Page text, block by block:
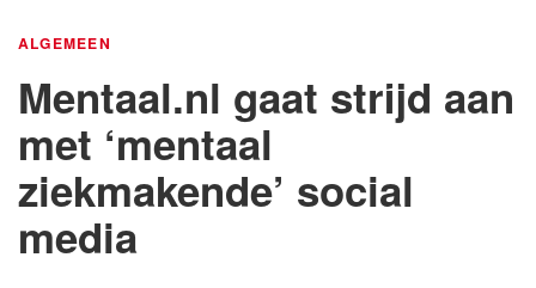
ALGEMEEN
Mentaal.nl gaat strijd aan
met ‘mentaal
ziekmakende’ social
media